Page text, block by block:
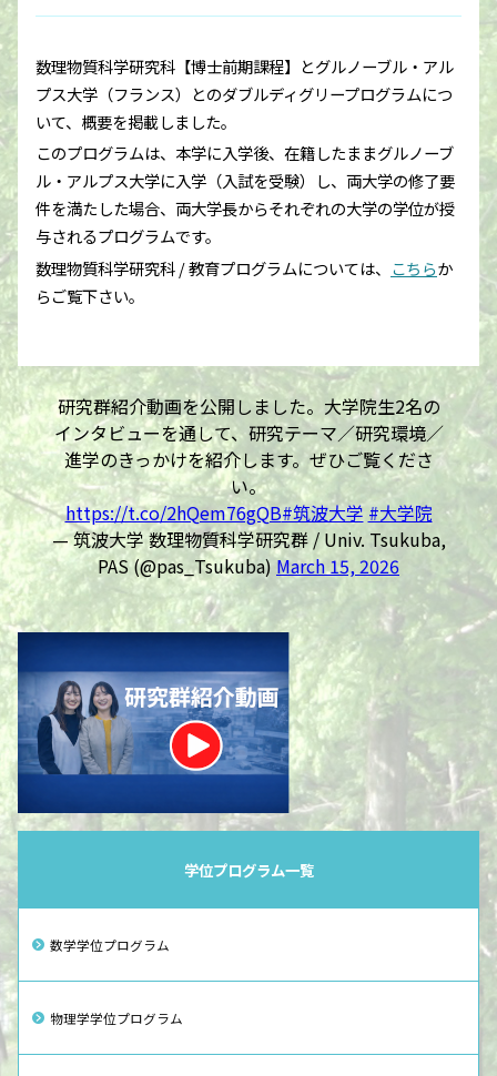
数理物質科学研究科【博士前期課程】とグルノーブル・アル
プス大学（フランス）とのダブルディグリープログラムにつ
いて、概要を掲載しました。
このプログラムは、本学に入学後、在籍したままグルノーブ
ル・アルプス大学に入学（入試を受験）し、両大学の修了要
件を満たした場合、両大学長からそれぞれの大学の学位が授
与されるプログラムです。
数理物質科学研究科 / 教育プログラムについては、 こちらか
らご覧下さい。
研究群紹介動画を公開しました。大学院生2名の
インタビューを通して、研究テーマ／研究環境／
進学のきっかけを紹介します。ぜひご覧くださ
い。
https://t.co/2hQem76gQB#筑波大学 #大学院
— 筑波大学 数理物質科学研究群 / Univ. Tsukuba,
PAS (@pas_Tsukuba)March 15, 2026
学位プログラム一覧
数学学位プログラム
物理学学位プログラム